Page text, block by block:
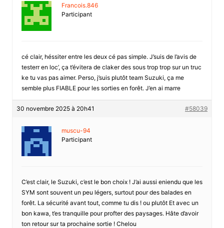
Francois.846
Participant
cé clair, héssiter entre les deux cé pas simple. J’suis de l’avis de
testerr en loc’, ça t’évitera de claker des sous trop trop sur un truc
ke tu vas pas aimer. Perso, j’suis plutôt team Suzuki, ça me
semble plus FIABLE pour les sorties en forêt. J’en ai marre
30 novembre 2025 à 20h41 #58039
muscu-94
Participant
C’est clair, le Suzuki, c’est le bon choix ! J’ai aussi eniendu que les
SYM sont souvent un peu légers, surtout pour des balades en
forêt. La sécurité avant tout, comme tu dis ! ou plutôt Et avec un
bon kawa, t’es tranquille pour profter des paysages. Hâte d’avoir
ton retour sur ta prochaine sortie ! Chelou